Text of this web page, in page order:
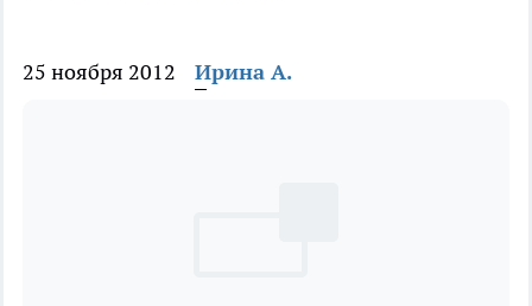
25 ноября 2012 Ирина А.